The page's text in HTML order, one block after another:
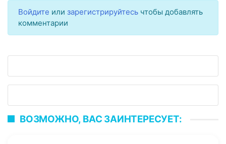
Войдите или зарегистрируйтесь чтобы добавлять
комментарии
ВОЗМОЖНО, ВАС ЗАИНТЕРЕСУЕТ: